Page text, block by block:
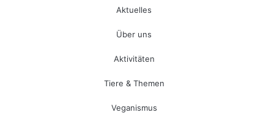
Aktuelles
Über uns
Aktivitäten
Tiere & Themen
Veganismus